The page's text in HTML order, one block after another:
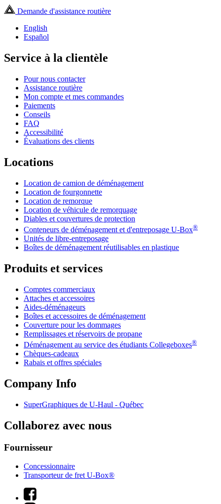
Demande d'assistance routière
English
Español
Service à la clientèle
Pour nous contacter
Assistance routière
Mon compte et mes commandes
Paiements
Conseils
FAQ
Accessibilité
Évaluations des clients
Locations
Location de camion de déménagement
Location de fourgonnette
Location de remorque
Location de véhicule de remorquage
Diables et couvertures de protection
Conteneurs de déménagement et d'entreposage U-Box®
Unités de libre-entreposage
Boîtes de déménagement réutilisables en plastique
Produits et services
Comptes commerciaux
Attaches et accessoires
Aides-déménageurs
Boîtes et accessoires de déménagement
Couverture pour les dommages
Remplissages et réservoirs de propane
Déménagement au service des étudiants Collegeboxes®
Chèques-cadeaux
Rabais et offres spéciales
Company Info
SuperGraphiques de U-Haul - Québec
Collaborez avec nous
Fournisseur
Concessionnaire
Transporteur de fret U-Box®